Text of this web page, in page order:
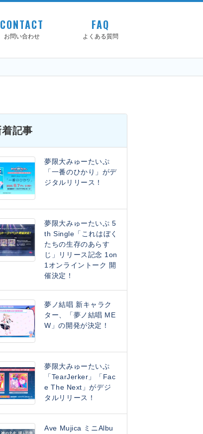
CONTACT
お問い合わせ
FAQ
よくある質問
着記事
夢限大みゅーたいぷ
「一番のひかり」がデ
ジタルリリース！
夢限大みゅーたいぷ 5
th Single「これはぼく
たちの生存のあらす
じ」リリース記念 1on
1オンライントーク 開
催決定！
夢ノ結唱 新キャラク
ター、「夢ノ結唱 ME
W」の開発が決定！
夢限大みゅーたいぷ
「TearJerker」「Fac
e The Next」がデジ
タルリリース！
Ave Mujica ミニAlbu